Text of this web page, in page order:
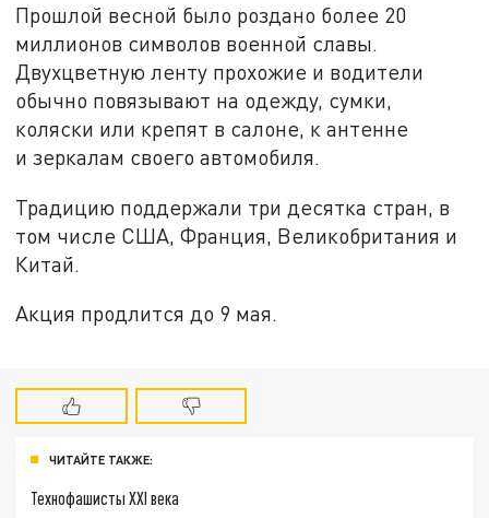
Прошлой весной было роздано более 20
миллионов символов военной славы.
Двухцветную ленту прохожие и водители
обычно повязывают на одежду, сумки,
коляски или крепят в салоне, к антенне
и зеркалам своего автомобиля.
Традицию поддержали три десятка стран, в
том числе США, Франция, Великобритания и
Китай.
Акция продлится до 9 мая.
ЧИТАЙТЕ ТАКЖЕ:
Технофашисты XXI века